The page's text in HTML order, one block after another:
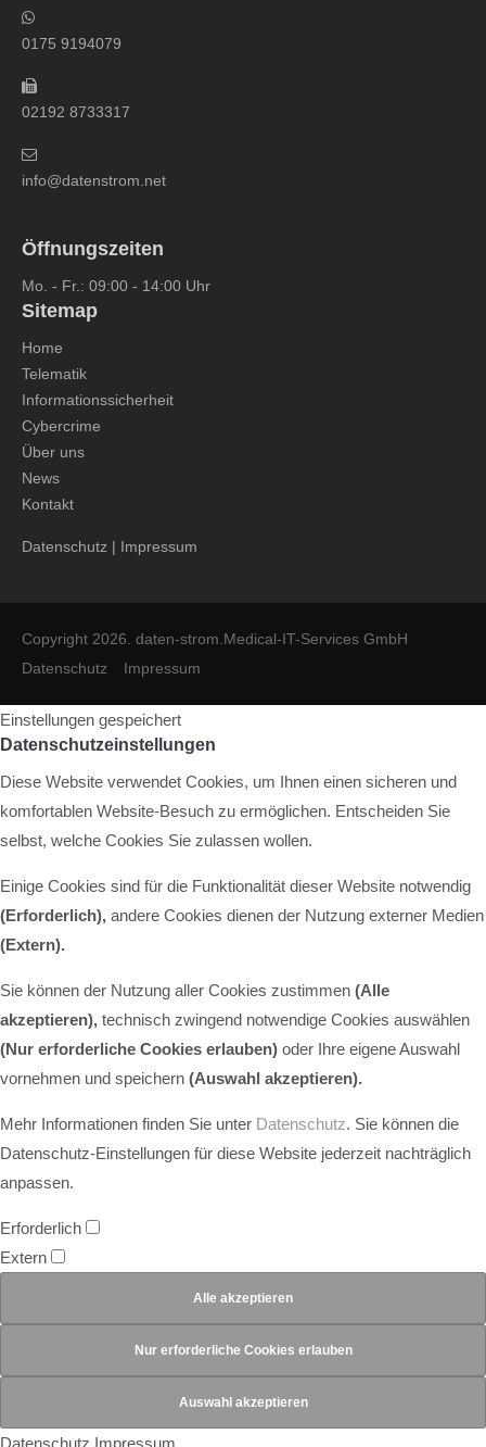
0175 9194079
02192 8733317
info@datenstrom.net
Öffnungszeiten
Mo. - Fr.: 09:00 - 14:00 Uhr
Sitemap
Home
Telematik
Informationssicherheit
Cybercrime
Über uns
News
Kontakt
Datenschutz | Impressum
Copyright 2026. daten-strom.Medical-IT-Services GmbH
Datenschutz
Impressum
Einstellungen gespeichert
Datenschutzeinstellungen
Diese Website verwendet Cookies, um Ihnen einen sicheren und
komfortablen Website-Besuch zu ermöglichen. Entscheiden Sie
selbst, welche Cookies Sie zulassen wollen.
Einige Cookies sind für die Funktionalität dieser Website notwendig
(Erforderlich), andere Cookies dienen der Nutzung externer Medien
(Extern).
Sie können der Nutzung aller Cookies zustimmen (Alle
akzeptieren), technisch zwingend notwendige Cookies auswählen
(Nur erforderliche Cookies erlauben) oder Ihre eigene Auswahl
vornehmen und speichern (Auswahl akzeptieren).
Mehr Informationen finden Sie unter Datenschutz. Sie können die
Datenschutz-Einstellungen für diese Website jederzeit nachträglich
anpassen.
Erforderlich
Extern
Datenschutz Impressum